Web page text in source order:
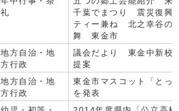
礼
千葉でまつり 震災復興
ティー兼ね 北之幸谷の
舞 東金市
地方自治・地
方行政
議会だより 東金中新校
提案
地方自治・地
方行政
東金市マスコット「とっ
を発表